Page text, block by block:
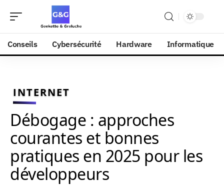
Conseils Cybersécurité Hardware Informatique
INTERNET
Débogage : approches
courantes et bonnes
pratiques en 2025 pour les
développeurs